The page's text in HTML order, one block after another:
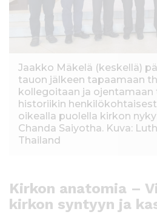
Jaakko Mäkelä (keskellä)
tauon jälkeen tapaamaan
kollegoitaan ja ojentamaan
historiikin
oikealla puolella kirkon
Chanda Saiyotha. Kuva:
Thailand
Kirkon anatomia –
kirkon syntyyn ja